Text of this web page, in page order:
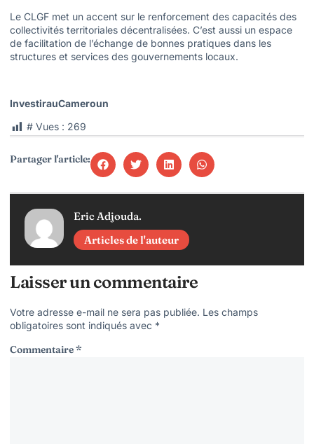
Le CLGF met un accent sur le renforcement des capacités des
collectivités territoriales décentralisées. C’est aussi un espace
de facilitation de l’échange de bonnes pratiques dans les
structures et services des gouvernements locaux.
InvestirauCameroun
# Vues : 269
Partager l'article:
Eric Adjouda.
Articles de l'auteur
Laisser un commentaire
Votre adresse e-mail ne sera pas publiée. Les champs
obligatoires sont indiqués avec *
Commentaire*